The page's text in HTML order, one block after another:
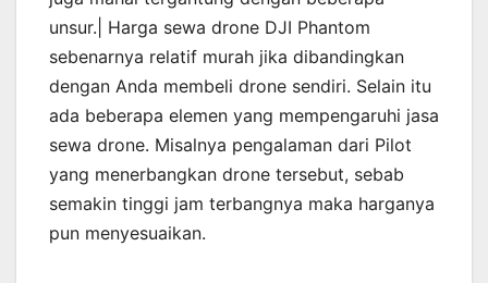
unsur.| Harga sewa drone DJI Phantom
sebenarnya relatif murah jika dibandingkan
dengan Anda membeli drone sendiri. Selain itu
ada beberapa elemen yang mempengaruhi jasa
sewa drone. Misalnya pengalaman dari Pilot
yang menerbangkan drone tersebut, sebab
semakin tinggi jam terbangnya maka harganya
pun menyesuaikan.